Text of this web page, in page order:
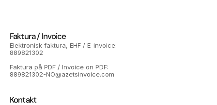
Faktura / Invoice
Elektronisk faktura, EHF / E-invoice:
889821302
Faktura på PDF / Invoice on PDF:
889821302-NO@azetsinvoice.com
Kontakt